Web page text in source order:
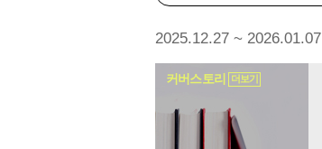
2025.12.27 ~ 2026.01.07
커버스토리 더보기